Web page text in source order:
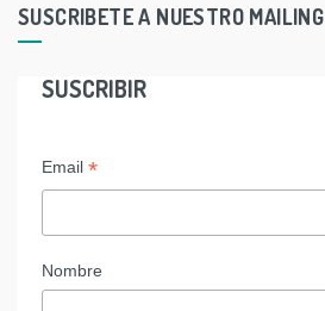
SUSCRIBETE A NUESTRO MAILING
SUSCRIBIR
Email *
Nombre